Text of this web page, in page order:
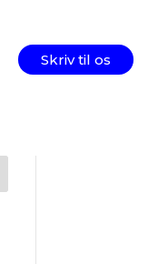
Skriv til os